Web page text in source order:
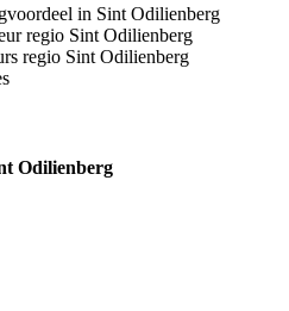
in Sint Odilienberg
regio Sint Odilienberg
regio Sint Odilienberg
Odilienberg